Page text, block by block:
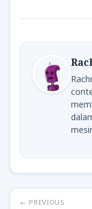
← PREVIOUS